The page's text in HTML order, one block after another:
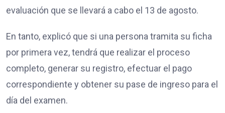
evaluación que se llevará a cabo el 13 de agosto.
En tanto, explicó que si una persona tramita su ficha
por primera vez, tendrá que realizar el proceso
completo, generar su registro, efectuar el pago
correspondiente y obtener su pase de ingreso para el
día del examen.